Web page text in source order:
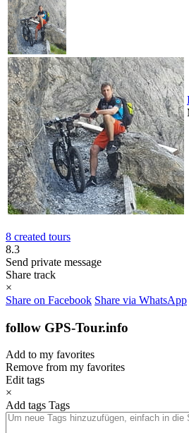
8 created tours
8.3
Send private message
Share track
×
Share on Facebook Share via WhatsApp
follow GPS-Tour.info
Add to my favorites
Remove from my favorites
Edit tags
×
Add tags Tags